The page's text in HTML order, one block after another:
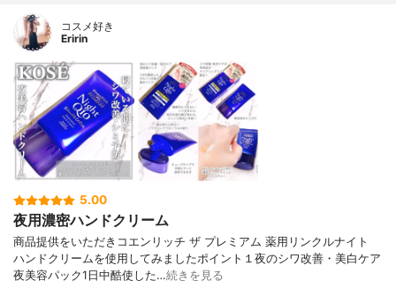
コスメ好き
Eririn
5.00
夜用濃密ハンドクリーム
商品提供をいただきコエンリッチ ザ プレミアム 薬用リンクルナイト
ハンドクリームを使用してみましたポイント１夜のシワ改善・美白ケア
夜美容パック1日中酷使した…続きを見る